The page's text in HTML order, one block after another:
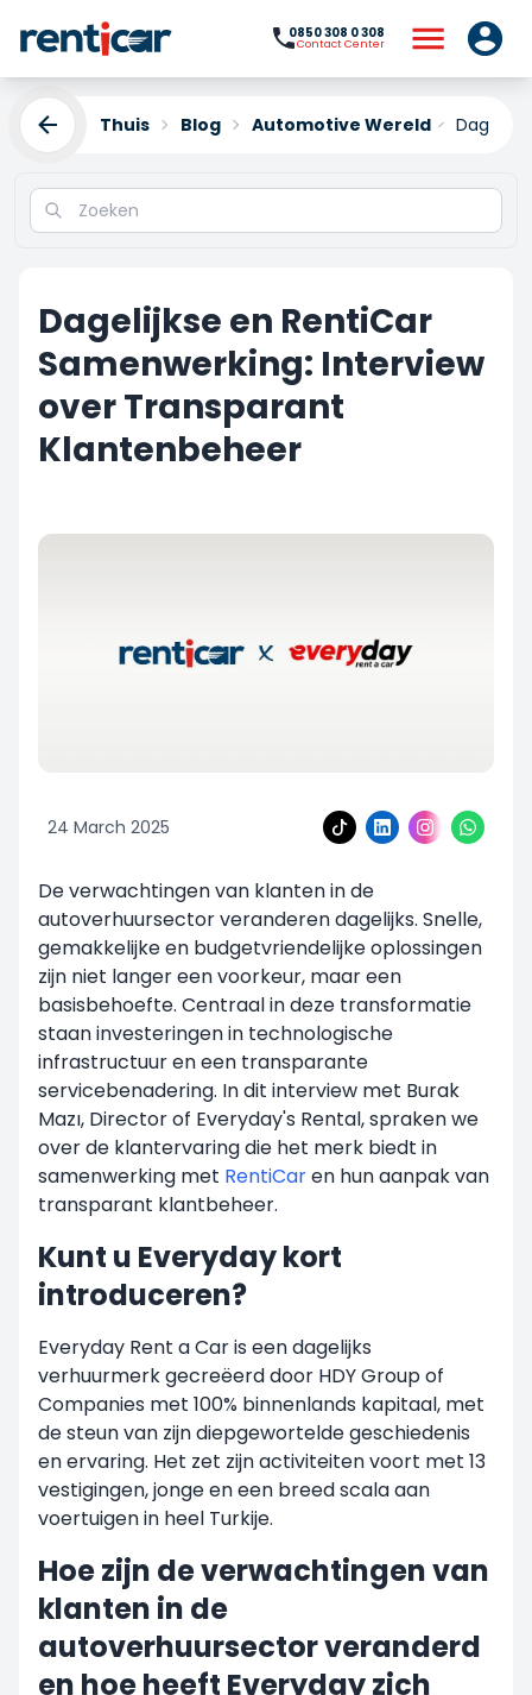
0850 308 0 308
Contact Center
Thuis Blog Automotive Wereld
Dagelijkse en RentiCar
Samenwerking: Interview
over Transparant
Klantenbeheer
24 March 2025
De verwachtingen van klanten in de
autoverhuursector veranderen dagelijks. Snelle,
gemakkelijke en budgetvriendelijke oplossingen
zijn niet langer een voorkeur, maar een
basisbehoefte. Centraal in deze transformatie
staan investeringen in technologische
infrastructuur en een transparante
servicebenadering. In dit interview met Burak
Mazı, Director of Everyday's Rental, spraken we
over de klantervaring die het merk biedt in
samenwerking met RentiCaren hun aanpak van
transparant klantbeheer.
Kunt u Everyday kort
introduceren?
Everyday Rent a Car is een dagelijks
verhuurmerk gecreëerd door HDY Group of
Companies met 100% binnenlands kapitaal, met
de steun van zijn diepgewortelde geschiedenis
en ervaring. Het zet zijn activiteiten voort met 13
vestigingen, jonge en een breed scala aan
voertuigen in heel Turkije.
Hoe zijn de verwachtingen van
klanten in de
autoverhuursector veranderd
en hoe heeft Everyday zich